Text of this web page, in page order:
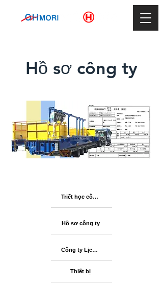
Hồ sơ công ty
Triết học công ty
Hồ sơ công ty
Công ty Lịch sử
Thiết bị